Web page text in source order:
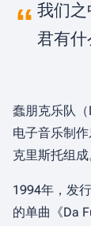
“ 我们
君有什
蠢朋克乐队
电子音乐制
克里斯托组成
1994年，发
的单曲《Da